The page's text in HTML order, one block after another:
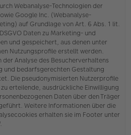
Webanalyse-Technologien der
Google Inc. (Webanalyse-
auf Grundlage von Art. 6 Abs. 1 lit.
Daten zu Marketing- und
und gespeichert, aus denen unter
Nutzungsprofile erstellt werden.
Analyse des Besucherverhaltens
und bedarfsgerechten Gestaltung
Die pseudonymisierten Nutzerprofile
erteilende, ausdrückliche Einwilligung
Daten über den Träger
Weitere Informationen über die
erhalten sie im Footer unter
.